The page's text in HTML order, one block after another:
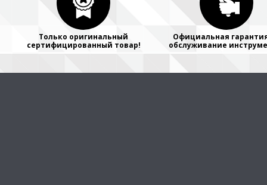
Только оригинальный
сертифицированный товар!
Официальная
обслуживание